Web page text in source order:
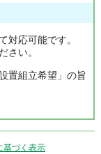
対応可能です。
さい。
置組立希望」の旨
基づく表示